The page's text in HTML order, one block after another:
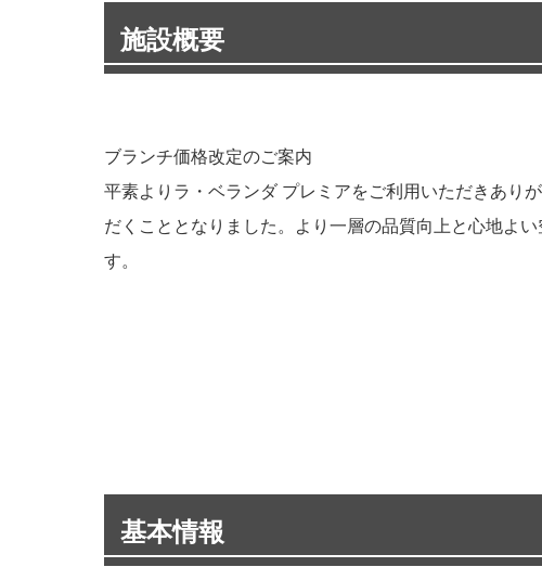
施設概要
ブランチ価格改定のご案内
平素よりラ・ベランダ プレミアをご利用いただきあり
だくこととなりました。より一層の品質向上と心地よ
す。
基本情報